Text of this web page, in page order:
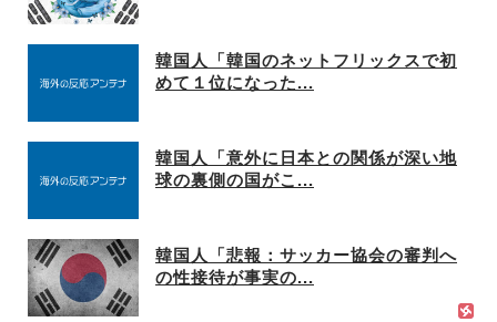
韓国人「韓国のネットフリックスで初
めて１位になった...
韓国人「意外に日本との関係が深い地
球の裏側の国がこ...
韓国人「悲報：サッカー協会の審判へ
の性接待が事実の...